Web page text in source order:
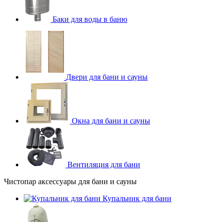
Баки для воды в баню
Двери для бани и сауны
Окна для бани и сауны
Вентиляция для бани
Чистопар аксессуары для бани и сауны
Купальник для бани